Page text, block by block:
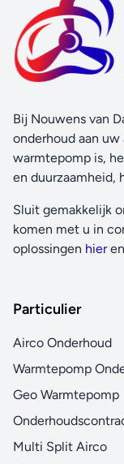
Bij Nouwens van
onderhoud aan
warmtepomp is,
en duurzaamheid,
Sluit gemakkelijk
komen met u in
oplossingen hier
Particulier
Airco Onderhoud
Warmtepomp
Geo Warmtepomp
Multi Split Airco